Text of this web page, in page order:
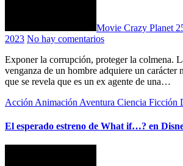
Movie Crazy Planet
2023 No hay comentarios
Exponer la corrupción, proteger la colmena. La brutal campaña de
venganza de un hombre adquiere un carácter
que se revela que es un ex agente de una…
Acción Animación Aventura Ciencia Ficción
El esperado estreno de What if…? en